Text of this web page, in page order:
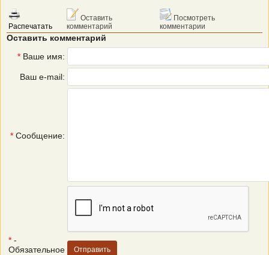
Распечатать
Оставить
комментарий
Посмотреть
комментарии
Оставить комментарий
* Ваше имя:
Ваш e-mail:
* Сообщение:
* -
Обязательное